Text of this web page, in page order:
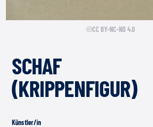
CC BY-NC-ND 4.0
SCHAF
(KRIPPENFIGUR)
Künstler/in